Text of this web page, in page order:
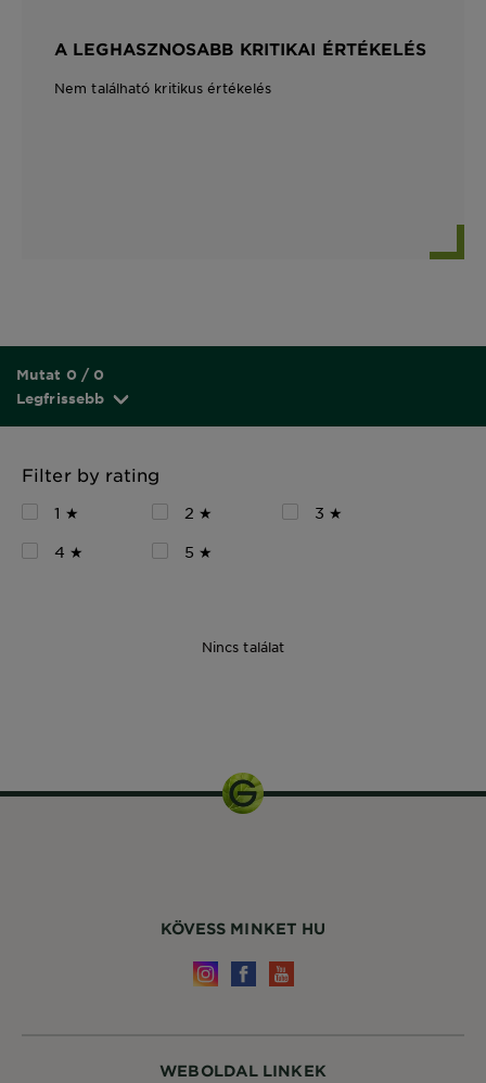
A LEGHASZNOSABB KRITIKAI ÉRTÉKELÉS
Nem található kritikus értékelés
Mutat 0 / 0
Legfrissebb
Filter by rating
1 ★ 2 ★
3 ★
4 ★
5 ★
Nincs találat
WEBOLDAL LINKEK
KÖVESS MINKET HU